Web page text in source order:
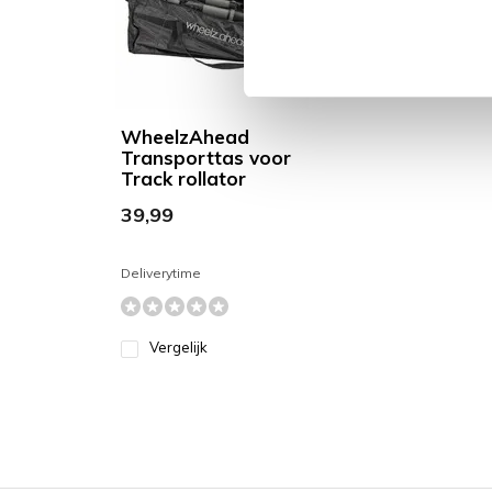
WheelzAhead
Transporttas voor
Track rollator
39,99
Deliverytime
Vergelijk